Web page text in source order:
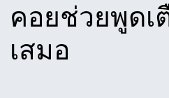
คอยช่วยพูดเ
เสมอ